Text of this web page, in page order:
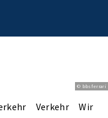
© bbsferrari
Verkehr